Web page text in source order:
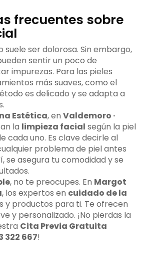
frecuentes sobre
suele ser dolorosa. Sin embargo,
sentir un poco de
impurezas. Para las pieles
más suaves, como el
es delicado y se adapta a
Estética, en Valdemoro ·
la limpieza facial según la piel
cada uno. Es clave decirle al
problema de piel antes
se asegura tu comodidad y se
, no te preocupes. En Margot
, los expertos en cuidado de la
y productos para ti. Te ofrecen
y personalizado. ¡No pierdas la
Cita Previa Gratuita
322 667!